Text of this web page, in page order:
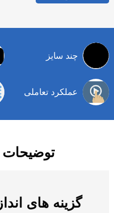
چند سایز
عملکرد تعاملی
گزینه های